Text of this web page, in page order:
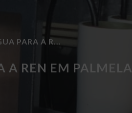
PARA A R...
A REN EM PALMELA